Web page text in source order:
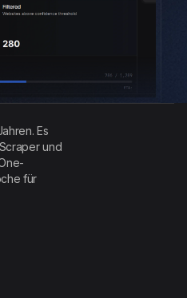
Es
und
für